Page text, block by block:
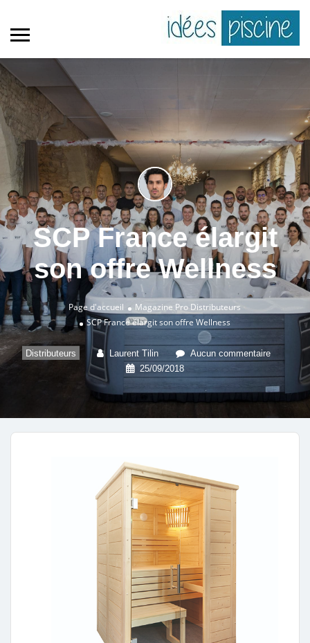
SCP France élargit
son offre Wellness
Page d'accueil Magazine Pro Distributeurs
SCP France élargit son offre Wellness
Distributeurs Laurent Tilin
Aucun commentaire
25/09/2018